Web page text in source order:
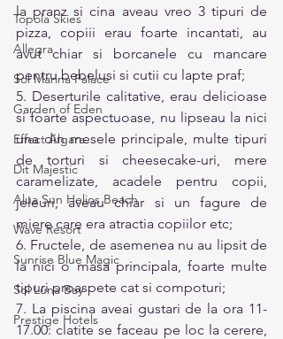
Topola Skies
Allegra
Sol Marina Palace
Garden of Eden
Effect Algara
Dit Majestic
Alua Sun Helios Beach
Wave Resort
Sunrise Blue Magic
Sol Luna Bay
Prestige Hotels
la pranz si cina aveau vreo 3 tipuri de
pizza, copiii erau foarte incantati, au
avut chiar si borcanele cu mancare
pentru bebelusi si cutii cu lapte praf;
5. Deserturile calitative, erau delicioase
si foarte aspectuoase, nu lipseau la nici
una din mesele principale, multe tipuri
de torturi si cheesecake-uri, mere
caramelizate, acadele pentru copii,
jeleuri, aveau chiar si un fagure de
miere care era atractia copiilor etc;
6. Fructele, de asemenea nu au lipsit de
la nici o masa principala, foarte multe
tipuri proaspete cat si compoturi;
7. La piscina aveai gustari de la ora 11-
17.00: clatite se faceau pe loc la cerere,